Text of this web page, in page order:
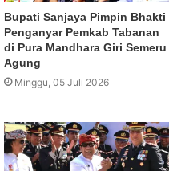
Bupati Sanjaya Pimpin Bhakti
Penganyar Pemkab Tabanan
di Pura Mandhara Giri Semeru
Agung
Minggu, 05 Juli 2026